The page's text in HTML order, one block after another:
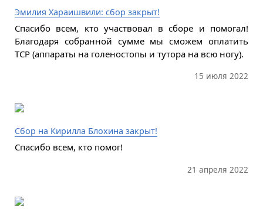
Эмилия Хараишвили: сбор закрыт!
Спасибо всем, кто участвовал в сборе и помогал!
Благодаря собранной сумме мы сможем оплатить
ТСР (аппараты на голеностопы и тутора на всю ногу).
15 июля 2022
Сбор на Кирилла Блохина закрыт!
Спасибо всем, кто помог!
21 апреля 2022